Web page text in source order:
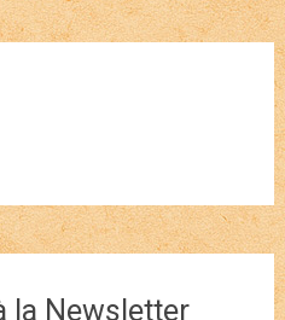
la Newsletter